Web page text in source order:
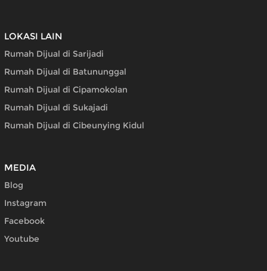
LOKASI LAIN
Rumah Dijual di Sarijadi
Rumah Dijual di Batununggal
Rumah Dijual di Cipamokolan
Rumah Dijual di Sukajadi
Rumah Dijual di Cibeunying Kidul
MEDIA
Blog
Instagram
Facebook
Youtube